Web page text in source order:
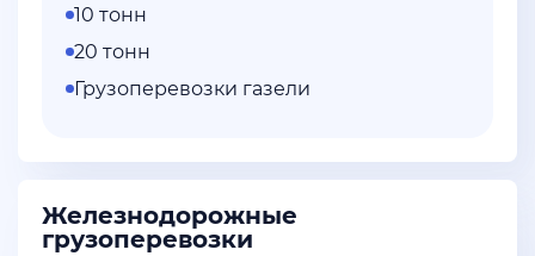
10 тонн
20 тонн
Грузоперевозки газели
Железнодорожные
грузоперевозки